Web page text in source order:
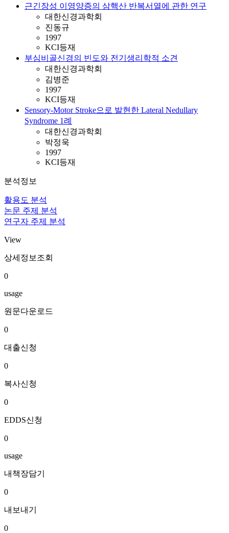
근긴장성 이영양증의 삼핵산 반복서열에 관한 연구
대한신경과학회
진동규
1997
KCI등재
부심비골신경의 빈도와 전기생리학적 소견
대한신경과학회
김병준
1997
KCI등재
Sensory-Motor Stroke으로 발현한 Lateral Nedullary
Syndrome 1례
대한신경과학회
박정욱
1997
KCI등재
분석정보
활용도 분석
논문 주제 분석
연구자 주제 분석
View
상세정보조회
0
usage
원문다운로드
0
대출신청
0
복사신청
0
EDDS신청
0
usage
내책장담기
0
내보내기
0